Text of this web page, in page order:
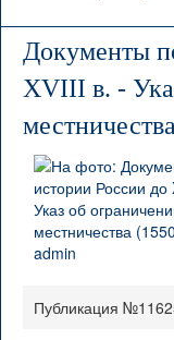
Документы
XVIII в. -
Публикация